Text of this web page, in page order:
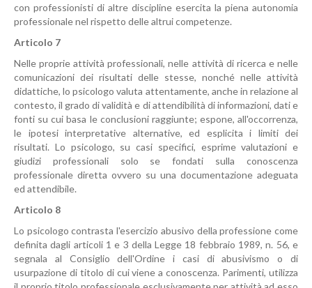
con professionisti di altre discipline esercita la piena autonomia
professionale nel rispetto delle altrui competenze.
Articolo 7
Nelle proprie attività professionali, nelle attività di ricerca e nelle
comunicazioni dei risultati delle stesse, nonché nelle attività
didattiche, lo psicologo valuta attentamente, anche in relazione al
contesto, il grado di validità e di attendibilità di informazioni, dati e
fonti su cui basa le conclusioni raggiunte; espone, all'occorrenza,
le ipotesi interpretative alternative, ed esplicita i limiti dei
risultati. Lo psicologo, su casi specifici, esprime valutazioni e
giudizi professionali solo se fondati sulla conoscenza
professionale diretta ovvero su una documentazione adeguata
ed attendibile.
Articolo 8
Lo psicologo contrasta l'esercizio abusivo della professione come
definita dagli articoli 1 e 3 della Legge 18 febbraio 1989, n. 56, e
segnala al Consiglio dell'Ordine i casi di abusivismo o di
usurpazione di titolo di cui viene a conoscenza. Parimenti, utilizza